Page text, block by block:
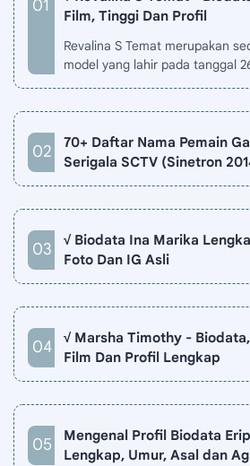
Film, Tinggi Dan Profil
Revalina S Temat merupakan seorang aktris dan
model yang lahir pada tanggal
70+ Daftar Nama Pemain
Serigala SCTV (Sinetron
√ Biodata Ina Marika
Foto Dan IG Asli
√ Marsha Timothy -
Film Dan Profil Lengkap
Mengenal Profil Biodata
Lengkap, Umur, Asal dan